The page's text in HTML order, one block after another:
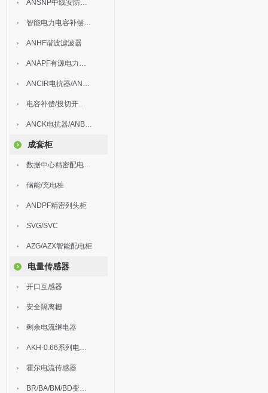
ANSNP中线安防保护器
智能电力电容补偿装置
ANHF谐波滤波器
ANAPF有源电力滤波器
ANCIR电抗器/ANHPD300谐波保护器
电容补偿/投切开关/ARC
ANCK电抗器/ANBSMJ自愈式低压并联电容器
成套柜
数据中心精密配电监控装置
储能/充电桩
ANDPF精密列头柜
SVG/SVC
AZG/AZX智能配电柜
电量传感器
开口互感器
安全隔离栅
剩余电流继电器
AKH-0.66系列电流互感器
霍尔电流传感器
BR/BA/BM/BD变送器